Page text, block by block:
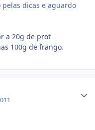
dicas e aguardo
a 20g de prot
100g de frango.